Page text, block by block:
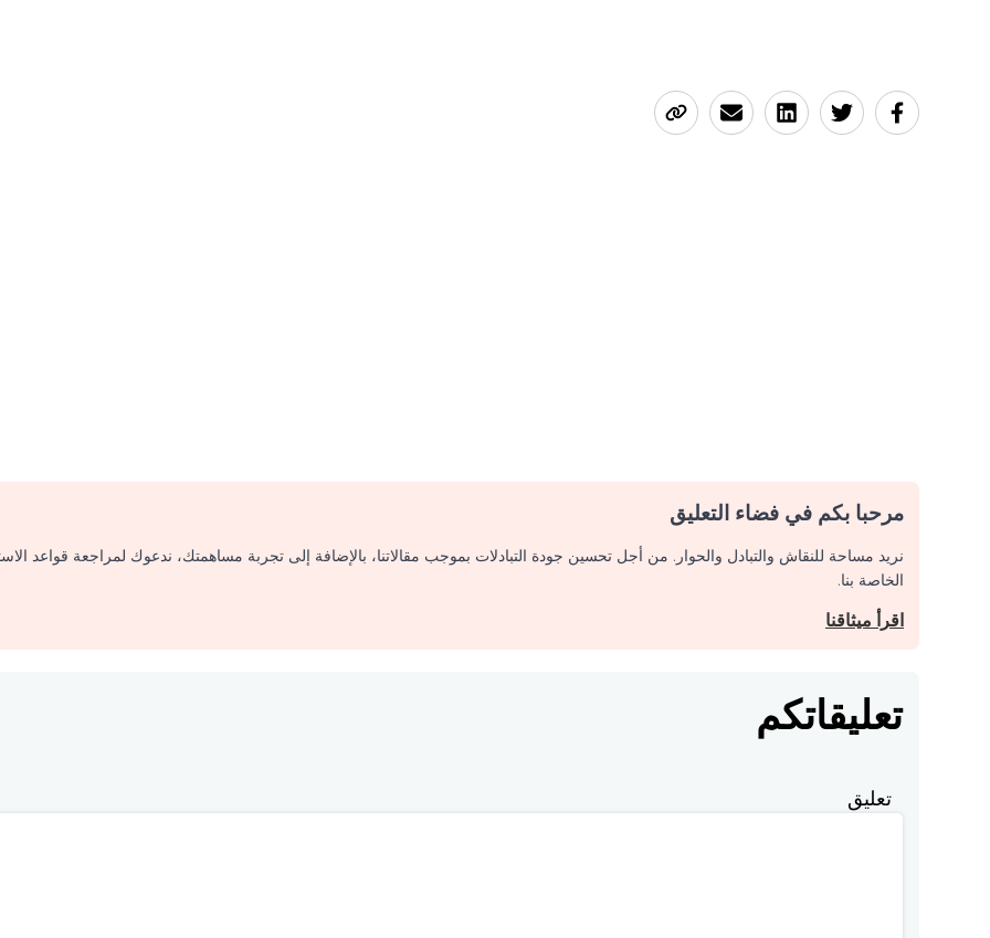
مرحبا بكم في فضاء التعليق
نريد مساحة للنقاش والتبادل والحوار. من أجل تحسين جودة التبادلات بموجب مقالاتنا، بالإضافة إلى تجربة مساهمتك، ندعوك لمراجعة قواعد
الخاصة بنا.
اقرأ ميثاقنا
تعليقاتكم
تعليق